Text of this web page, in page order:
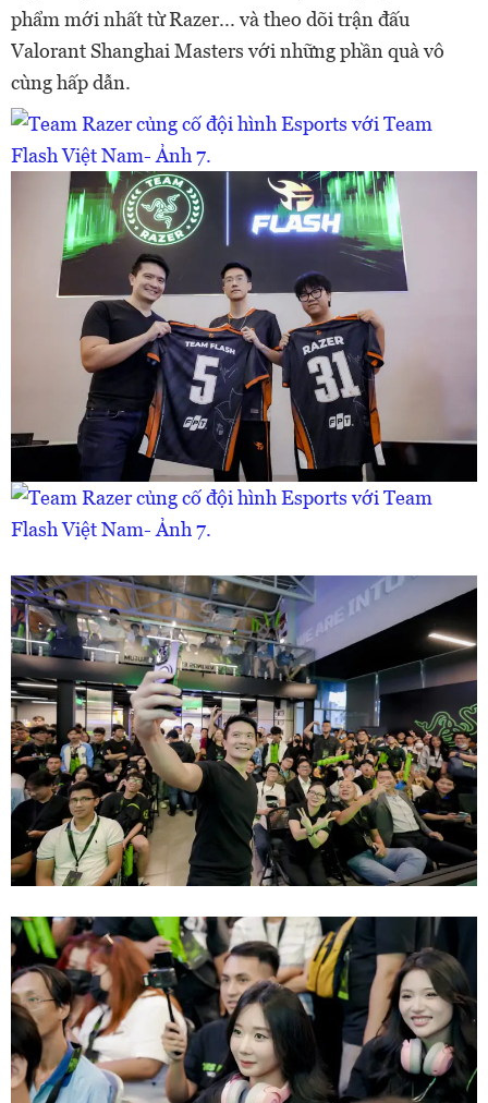
phẩm mới nhất từ Razer... và theo dõi trận đấu
Valorant Shanghai Masters với những phần quà vô
cùng hấp dẫn.